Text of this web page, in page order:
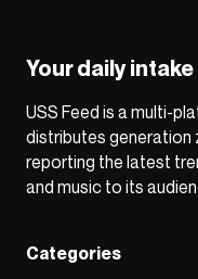
Your daily
USS Feed is a multi-
distributes
reporting the latest
and music to its
Categories